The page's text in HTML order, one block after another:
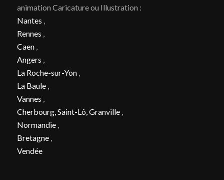
animation Caricature ou Illustration :
Nantes ,
Rennes ,
Caen,
Angers ,
La Roche-sur-Yon,
La Baule,
Vannes ,
Cherbourg, Saint-Lô, Granville,
Normandie,
Bretagne,
Vendée